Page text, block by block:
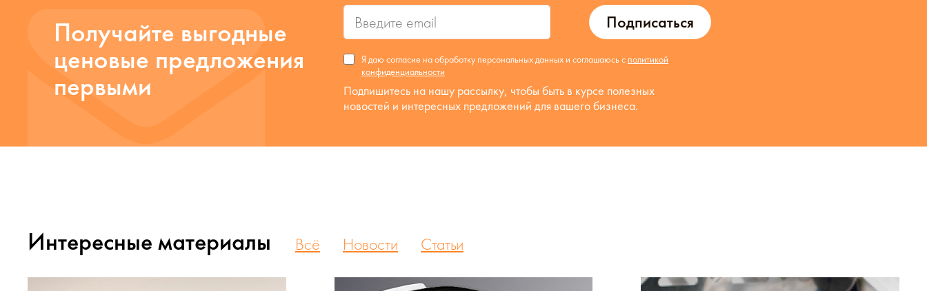
Получайте выгодные
ценовые предложения
первыми
Подписаться
Я даю согласие на обработку персональных данных и соглашаюсь с политикой
конфиденциальности
Подпишитесь на нашу рассылку, чтобы быть в курсе полезных
новостей и интересных предложений для вашего бизнеса.
Интересные материалы Всё Новости Статьи